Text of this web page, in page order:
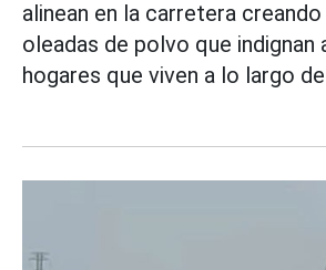
alinean en la carretera
oleadas de polvo que indignan
hogares que viven a lo largo